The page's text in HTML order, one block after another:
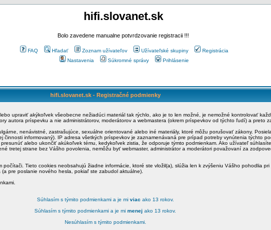
hifi.slovanet.sk
Bolo zavedene manualne potvrdzovanie registracii !!!
FAQ Hľadať Zoznam užívateľov Užívateľské skupiny
Registrácia
Nastavenia
Súkromné správy Prihlásenie
hifi.slovanet.sk - Registračné podmienky
upraviť akýkoľvek všeobecne nežiadúci materiál tak rýchlo, ako je to len možné, je nemožné kontrolovať
autora príspevku a nie administrátorov, moderátorov a webmastera (okrem príspevkov od týchto ľudí) a preto
nenávistné, zastrašujúce, sexuálne orientované alebo iné materiály, ktoré môžu porušovať zákony.
informovaný). IP adresa všetkých príspevkov je zaznamenávaná pre prípad potreby vynútenia týchto
alebo ukončiť akúkoľvek tému, kedykoľvek zistia, že odporuje týmto podmienkam. Ako užívateľ
tretej strane bez Vášho povolenia, nemôžu byť webmaster, administrátor a moderátori považovaní za
Tieto cookies neobsahujú žiadne informácie, ktoré ste vložil(a), slúžia len k zvýšeniu Vášho pohodlia
pre poslanie nového hesla, pokiaľ ste zabudol aktuálne).
Súhlasím s týmito podmienkami a je mi viac ako 13 rokov.
Súhlasím s týmito podmienkami a je mi menej ako 13 rokov.
Nesúhlasím s týmito podmienkami.